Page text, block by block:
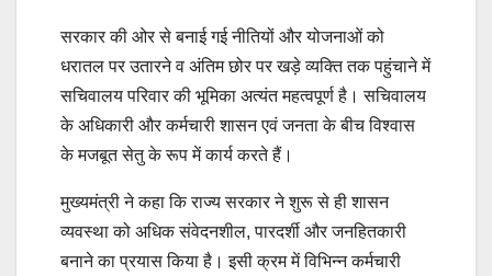
सरकार की ओर से बनाई गई नीतियों और योजनाओं को
धरातल पर उतारने व अंतिम छोर पर खड़े व्यक्ति तक पहुंचाने में
सचिवालय परिवार की भूमिका अत्यंत महत्वपूर्ण है। सचिवालय
के अधिकारी और कर्मचारी शासन एवं जनता के बीच विश्वास
के मजबूत सेतु के रूप में कार्य करते हैं।
मुख्यमंत्री ने कहा कि राज्य सरकार ने शुरू से ही शासन
व्यवस्था को अधिक संवेदनशील, पारदर्शी और जनहितकारी
बनाने का प्रयास किया है। इसी क्रम में विभिन्न कर्मचारी